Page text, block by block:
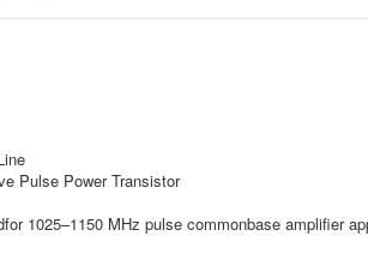
Pulse Power Transistor
1025–1150 MHz pulse commonbase amplifier